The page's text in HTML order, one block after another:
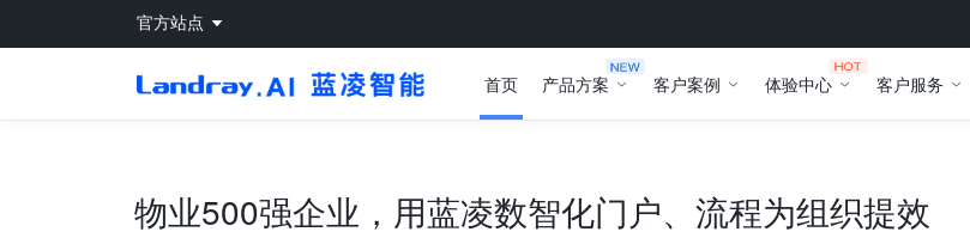
官方站点
首页 产品方案 客户案例 体验中心 客户服务
物业500强企业，用蓝凌数智化门户、流程为组织提效